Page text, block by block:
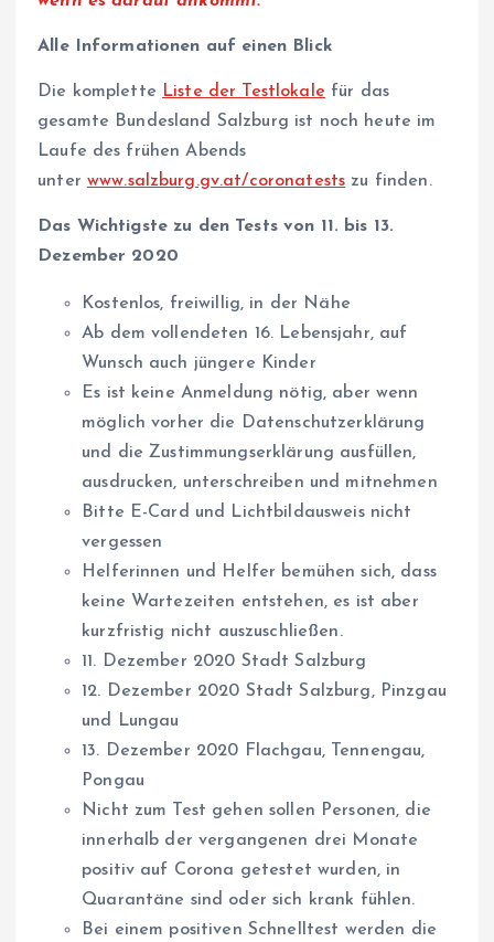
Alle Informationen auf einen Blick
Die komplette Liste der Testlokale für das
gesamte Bundesland Salzburg ist noch heute im
Laufe des frühen Abends
unter www.salzburg.gv.at/coronatests zu finden.
Das Wichtigste zu den Tests von 11. bis 13.
Dezember 2020
Kostenlos, freiwillig, in der Nähe
Ab dem vollendeten 16. Lebensjahr, auf
Wunsch auch jüngere Kinder
Es ist keine Anmeldung nötig, aber wenn
möglich vorher die Datenschutzerklärung
und die Zustimmungserklärung ausfüllen,
ausdrucken, unterschreiben und mitnehmen
Bitte E-Card und Lichtbildausweis nicht
vergessen
Helferinnen und Helfer bemühen sich, dass
keine Wartezeiten entstehen, es ist aber
kurzfristig nicht auszuschließen.
11. Dezember 2020 Stadt Salzburg
12. Dezember 2020 Stadt Salzburg, Pinzgau
und Lungau
13. Dezember 2020 Flachgau, Tennengau,
Pongau
Nicht zum Test gehen sollen Personen, die
innerhalb der vergangenen drei Monate
positiv auf Corona getestet wurden, in
Quarantäne sind oder sich krank fühlen.
Bei einem positiven Schnelltest werden die